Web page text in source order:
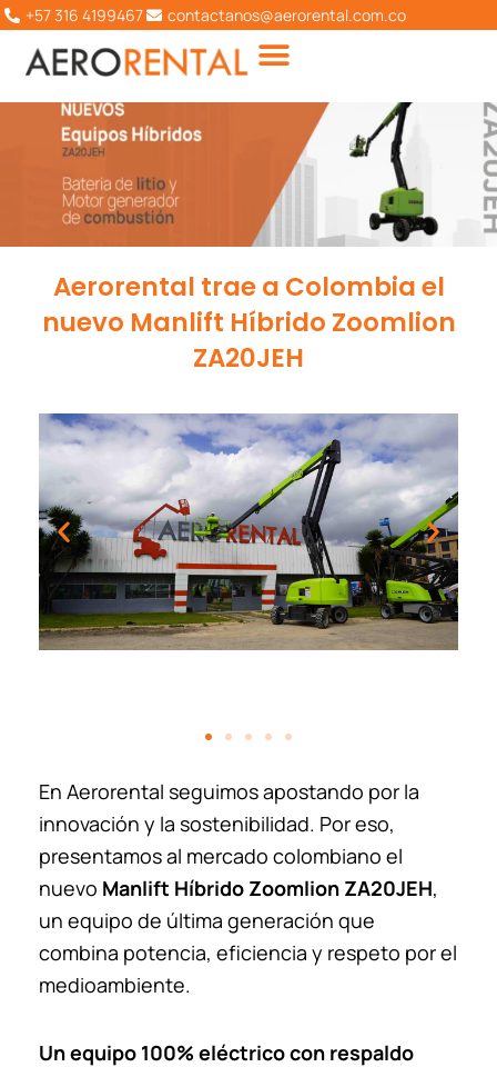
Ir
contenido
+57 316 4199467 contactanos@aerorental.com.co
Aerorental trae a Colombia el
nuevo Manlift Híbrido Zoomlion
ZA20JEH
En Aerorental seguimos apostando por la
innovación y la sostenibilidad. Por eso,
presentamos al mercado colombiano el
nuevo Manlift Híbrido Zoomlion ZA20JEH,
un equipo de última generación que
combina potencia, eficiencia y respeto por el
medioambiente.
Un equipo 100% eléctrico con respaldo